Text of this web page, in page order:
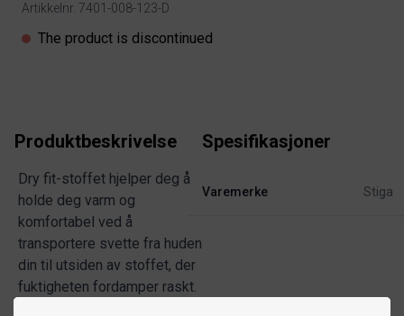
Artikkelnr. 7401-008-123-D
Product information
The product is discontinued
Produktbeskrivelse
Dry fit-stoffet hjelper deg å
holde deg varm og
komfortabel ved å
transportere svette fra huden
din til utsiden av stoffet, der
fuktigheten fordamper raskt.
Spesifikasjoner
Varemerke Stiga